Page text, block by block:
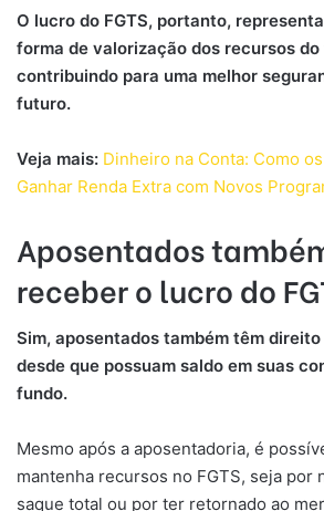
O lucro do FGTS, portanto,
forma de valorização dos recursos
contribuindo para uma melhor
futuro.
Veja mais: Dinheiro na Conta: Como
Ganhar Renda Extra com Novos
Aposentados
receber o lucro do
Sim, aposentados também têm direito
desde que possuam saldo em suas
fundo.
Mesmo após a aposentadoria, é
mantenha recursos no FGTS, seja por
saque total ou por ter retornado ao